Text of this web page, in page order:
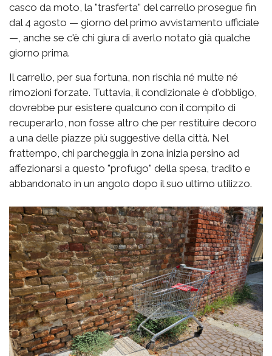
casco da moto, la "trasferta" del carrello prosegue fin
dal 4 agosto — giorno del primo avvistamento ufficiale
—, anche se c'è chi giura di averlo notato già qualche
giorno prima.
Il carrello, per sua fortuna, non rischia né multe né
rimozioni forzate. Tuttavia, il condizionale è d'obbligo,
dovrebbe pur esistere qualcuno con il compito di
recuperarlo, non fosse altro che per restituire decoro
a una delle piazze più suggestive della città. Nel
frattempo, chi parcheggia in zona inizia persino ad
affezionarsi a questo "profugo" della spesa, tradito e
abbandonato in un angolo dopo il suo ultimo utilizzo.